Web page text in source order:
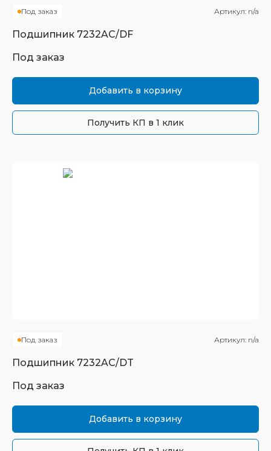
Под заказ Артикул: n/a
Подшипник 7232AC/DF
Под заказ
Добавить в корзину
Получить КП в 1 клик
Под заказ Артикул: n/a
Подшипник 7232AC/DT
Под заказ
Добавить в корзину